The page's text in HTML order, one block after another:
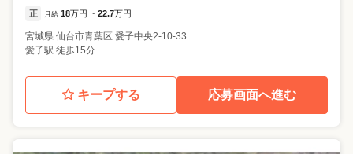
正 月給 18万円 ~ 22.7万円
宮城県 仙台市青葉区 愛子中央2-10-33
愛子駅 徒歩15分
キープする 応募画面へ進む